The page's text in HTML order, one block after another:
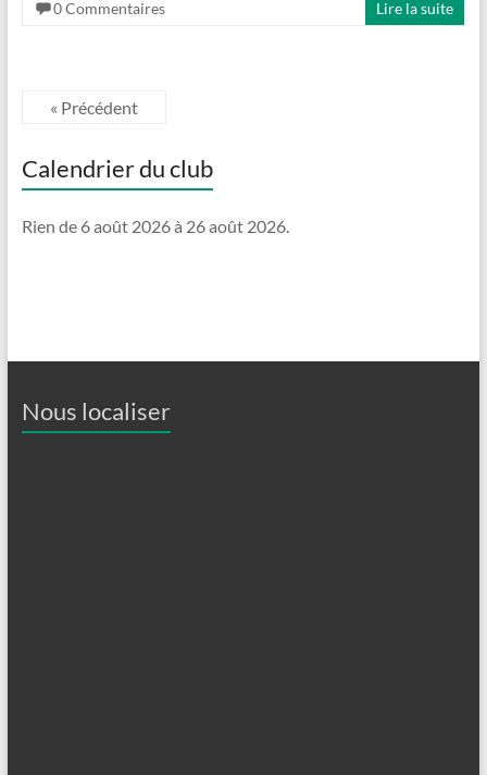
0 Commentaires
Lire la suite
« Précédent
Calendrier du club
Rien de 6 août 2026 à 26 août 2026.
Nous localiser